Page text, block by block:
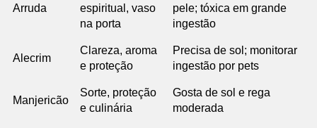
Arruda
espiritual, vaso
na porta
pele; tóxica em grande
ingestão
Alecrim
Clareza, aroma
e proteção
Precisa de sol; monitorar
ingestão por pets
Manjericão
Sorte, proteção
e culinária
Gosta de sol e rega
moderada